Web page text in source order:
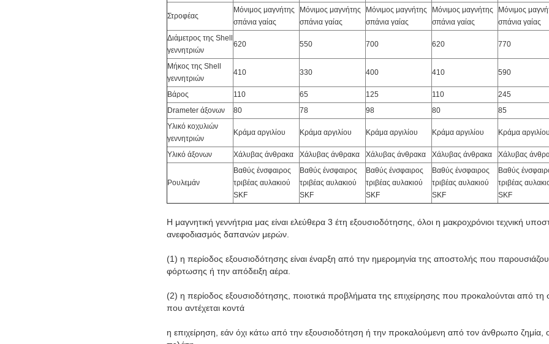
Στροφέας
Μόνιμος μαγνήτης
σπάνια γαίας
Μόνιμος μαγνήτης
σπάνια γαίας
Μόνιμος μαγνήτης
σπάνια γαίας
Μόνιμος μαγνήτης
σπάνια γαίας
Μόνιμος
σπάνια γαίας
Διάμετρος της Shell
γεννητριών
620 550 700 620 770
Μήκος της Shell
γεννητριών
410 330 400 410 590
Βάρος 110 65 125 110
245
Drameter άξονων
80 78 98 80
85
Υλικό κοχυλιών
γεννητριών
Κράμα αργιλίου Κράμα αργιλίου Κράμα αργιλίου Κράμα αργιλίου Κράμα αργιλίου
Υλικό άξονων Χάλυβας άνθρακα Χάλυβας άνθρακα Χάλυβας άνθρακα Χάλυβας άνθρακα Χάλυβας
Ρουλεμάν
Βαθύς ένσφαιρος
τριβέας αυλακιού
SKF
Βαθύς ένσφαιρος
τριβέας αυλακιού
SKF
Βαθύς ένσφαιρος
τριβέας αυλακιού
SKF
Βαθύς ένσφαιρος
τριβέας αυλακιού
SKF
Βαθύς
τριβέας
SKF
Η μαγνητική γεννήτρια μας είναι ελεύθερα 3 έτη εξουσιοδότησης, όλοι η μακροχρόνιοι τεχνική
ανεφοδιασμός δαπανών μερών.
(1) η περίοδος εξουσιοδότησης είναι έναρξη από την ημερομηνία της αποστολής που
φόρτωσης ή την απόδειξη αέρα.
(2) η περίοδος εξουσιοδότησης, ποιοτικά προβλήματα της επιχείρησης που προκαλούνται από τη
που αντέχεται κοντά
η επιχείρηση, εάν όχι κάτω από την εξουσιοδότηση ή την προκαλούμενη από τον άνθρωπο ζημία,